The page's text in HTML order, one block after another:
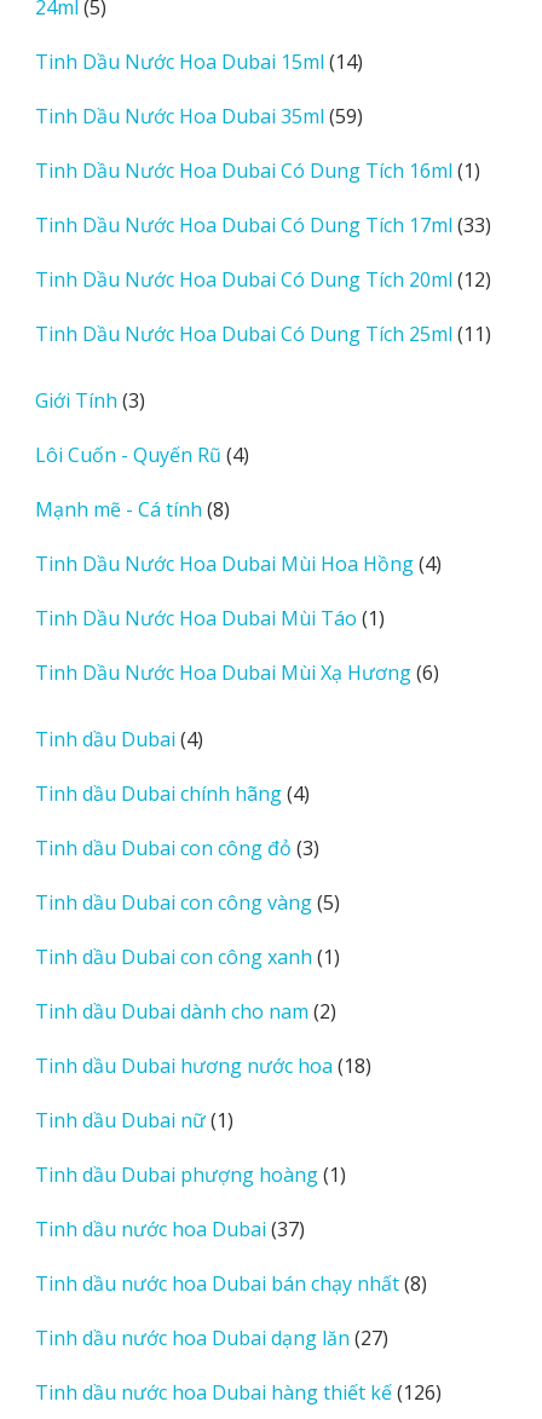
phẩm
24ml 55
phẩm
Tinh Dầu Nước Hoa Dubai 15ml 1414
phẩm
Tinh Dầu Nước Hoa Dubai 35ml 5959
phẩm
Tinh Dầu Nước Hoa Dubai Có Dung Tích 16ml 11
phẩm
Tinh Dầu Nước Hoa Dubai Có Dung Tích 17ml 3333
phẩm
Tinh Dầu Nước Hoa Dubai Có Dung Tích 20ml 1212
phẩm
Tinh Dầu Nước Hoa Dubai Có Dung Tích 25ml 1111
Giới Tính 33
phẩm
Lôi Cuốn - Quyến Rũ 44
Mạnh mẽ - Cá tính 88
phẩm
Tinh Dầu Nước Hoa Dubai Mùi Hoa Hồng 44
Tinh Dầu Nước Hoa Dubai Mùi Táo 11
phẩm
Tinh Dầu Nước Hoa Dubai Mùi Xạ Hương 66
Tinh dầu Dubai 44
phẩm
Tinh dầu Dubai chính hãng 44
phẩm
Tinh dầu Dubai con công đỏ 33
phẩm
Tinh dầu Dubai con công vàng 55
phẩm
Tinh dầu Dubai con công xanh 11
phẩm
Tinh dầu Dubai dành cho nam 22
phẩm
Tinh dầu Dubai hương nước hoa 1818
Tinh dầu Dubai nữ 11
phẩm
Tinh dầu Dubai phượng hoàng 11
Tinh dầu nước hoa Dubai 3737
phẩm
Tinh dầu nước hoa Dubai bán chạy nhất 88
Tinh dầu nước hoa Dubai dạng lăn 2727
phẩm
Tinh dầu nước hoa Dubai hàng thiết kế 126126